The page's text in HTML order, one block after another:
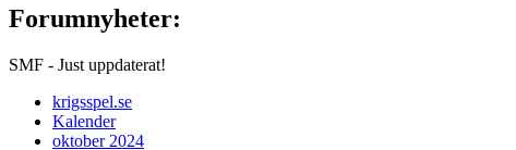
Forumnyheter:
SMF - Just uppdaterat!
krigsspel.se
Kalender
oktober 2024